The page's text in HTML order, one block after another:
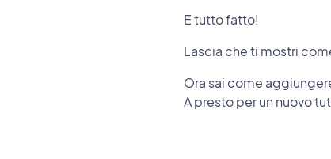
E tutto fatto!
Lascia che ti mostri
Ora sai come
A presto per un nuovo